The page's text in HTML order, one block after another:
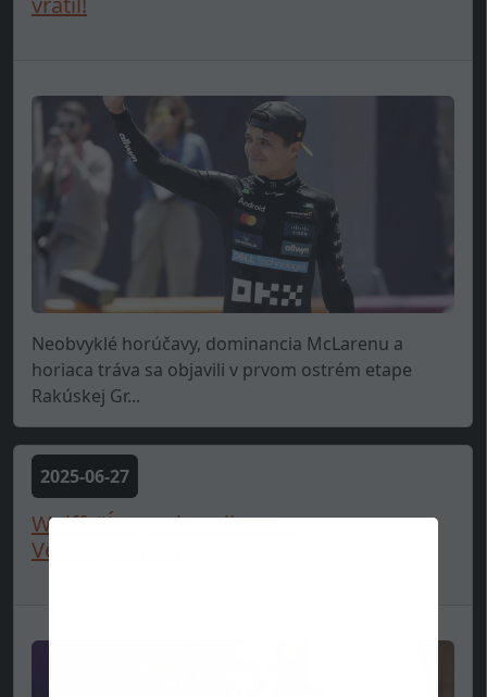
Neobvyklé horúčavy, dominancia McLarenu a
horiaca tráva sa objavili v prvom ostrém etape
Rakúskej Gr...
2025-06-27
Wolff: “Áno, rokovali sme s
Verstappenom”